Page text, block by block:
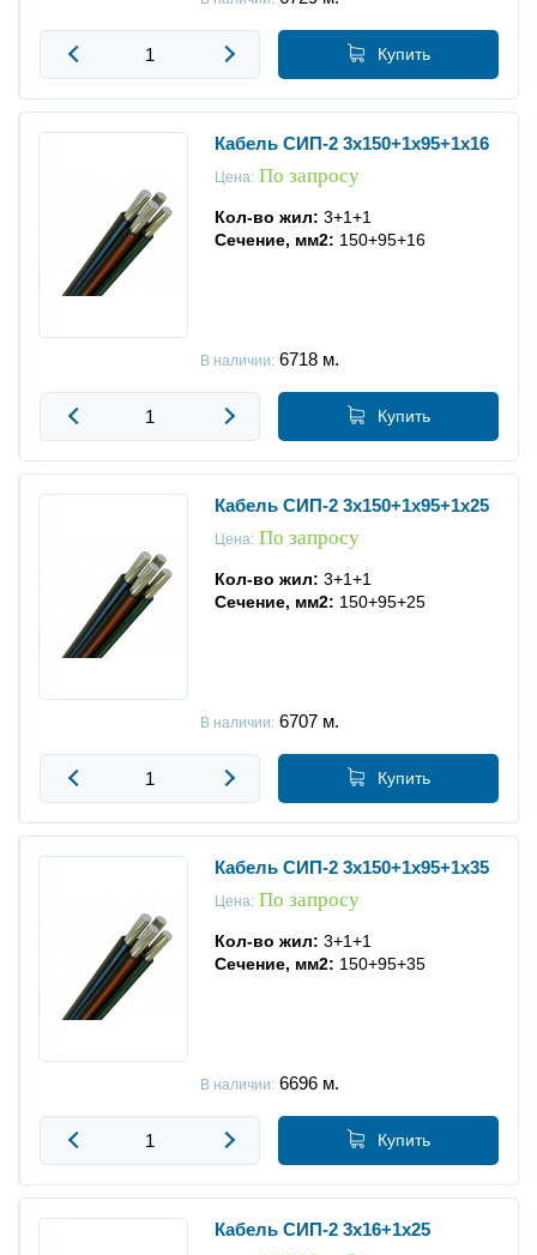
Купить
Кабель СИП-2 3x150+1x95+1x16
Цена:По запросу
Кол-во жил: 3+1+1
Сечение, мм2: 150+95+16
В наличии:6718 м.
Купить
Кабель СИП-2 3x150+1x95+1x25
Цена:По запросу
Кол-во жил: 3+1+1
Сечение, мм2: 150+95+25
В наличии:6707 м.
Купить
Кабель СИП-2 3x150+1x95+1x35
Цена:По запросу
Кол-во жил: 3+1+1
Сечение, мм2: 150+95+35
В наличии:6696 м.
Купить
Кабель СИП-2 3x16+1x25